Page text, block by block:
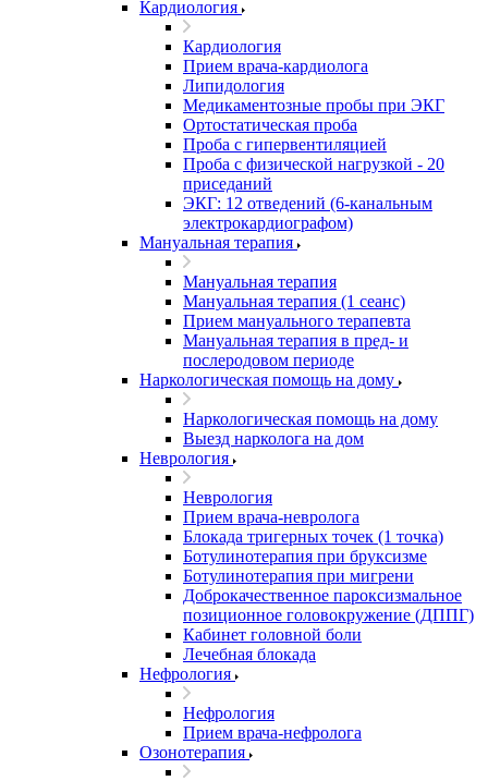
Кардиология
Кардиология
Прием врача-кардиолога
Липидология
Медикаментозные пробы при ЭКГ
Ортостатическая проба
Проба с гипервентиляцией
Проба с физической нагрузкой - 20
приседаний
ЭКГ: 12 отведений (6-канальным
электрокардиографом)
Мануальная терапия
Мануальная терапия
Мануальная терапия (1 сеанс)
Прием мануального терапевта
Мануальная терапия в пред- и
послеродовом периоде
Наркологическая помощь на дому
Наркологическая помощь на дому
Выезд нарколога на дом
Неврология
Неврология
Прием врача-невролога
Блокада тригерных точек (1 точка)
Ботулинотерапия при бруксизме
Ботулинотерапия при мигрени
Доброкачественное пароксизмальное
позиционное головокружение (ДППГ)
Кабинет головной боли
Лечебная блокада
Нефрология
Нефрология
Прием врача-нефролога
Озонотерапия